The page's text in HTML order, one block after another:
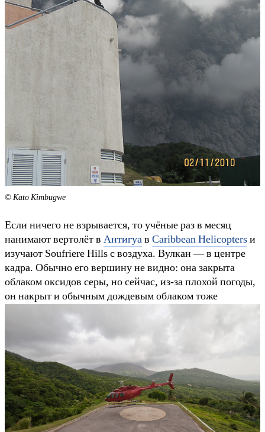
© Kato Kimbugwe
Если ничего не взрывается, то учёные раз в месяц
нанимают вертолёт в Антигуав Caribbean Helicoptersи
изучают Soufriere Hills c воздуха. Вулкан — в центре
кадра. Обычно его вершину не видно: она закрыта
облаком оксидов серы, но сейчас, из-за плохой погоды,
он накрыт и обычным дождевым облаком тоже